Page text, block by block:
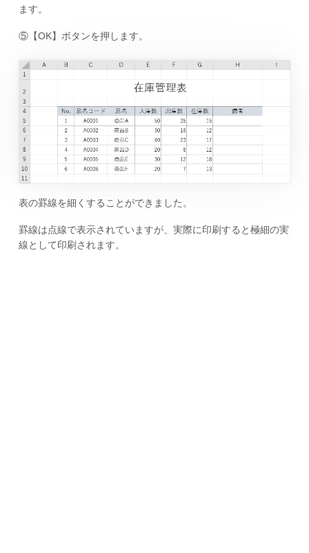
ます。
⑤【OK】ボタンを押します。
表の罫線を細くすることができました。
罫線は点線で表示されていますが、実際に印刷すると極細の実
線として印刷されます。